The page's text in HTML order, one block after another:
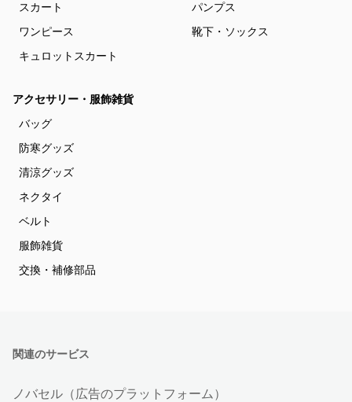
スカート
ワンピース
キュロットスカート
パンプス
靴下・ソックス
アクセサリー・服飾雑貨
バッグ
防寒グッズ
清涼グッズ
ネクタイ
ベルト
服飾雑貨
交換・補修部品
関連のサービス
ノバセル（広告のプラットフォーム）